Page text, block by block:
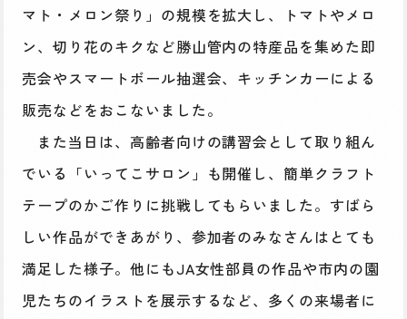
マト・メロン祭り」の規模を拡大し、トマトやメロ
ン、切り花のキクなど勝山管内の特産品を集めた即
売会やスマートボール抽選会、キッチンカーによる
販売などをおこないました。
また当日は、高齢者向けの講習会として取り組ん
でいる「いってこサロン」も開催し、簡単クラフト
テープのかご作りに挑戦してもらいました。すばら
しい作品ができあがり、参加者のみなさんはとても
満足した様子。他にもJA女性部員の作品や市内の園
児たちのイラストを展示するなど、多くの来場者に